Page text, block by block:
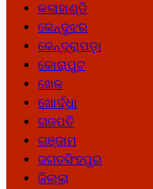
କଳାହାଣ୍ଡି
କେନ୍ଦୁଝର
କେନ୍ଦ୍ରାପଡ଼ା
କୋରାପୁଟ
ଖେଳ
ଖୋର୍ଦ୍ଧା
ଗଜପତି
ଗଞ୍ଜାମ
ଜଗତସିଂହପୁର
ଜିଲ୍ଲା